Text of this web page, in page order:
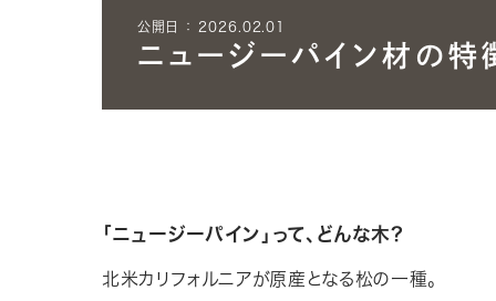
公開日 ： 2026.02.01
ニュージーパイン材の特
「ニュージーパイン」って、どんな木？
北米カリフォルニアが原産となる松の一種。